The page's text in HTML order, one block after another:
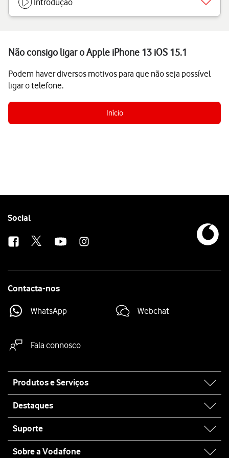
Introdução
Não consigo ligar o Apple iPhone 13 iOS 15.1
Podem haver diversos motivos para que não seja possível
ligar o telefone.
Início
Follow
Social
Contacta-nos
WhatsApp Webchat
Fala connosco
map
Produtos e Serviços
Destaques
Suporte
Sobre a Vodafone